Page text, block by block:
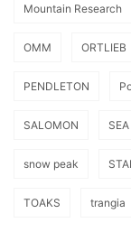
Mountain Research
OMM ORTLIEB
PENDLETON
SALOMON
snow peak
TOAKS trangia